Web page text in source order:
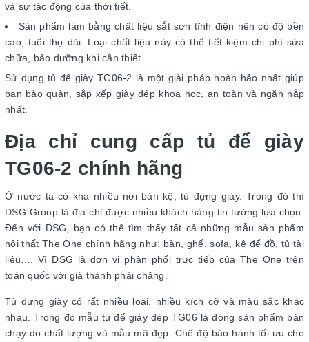
và sự tác động của thời tiết.
Sản phẩm làm bằng chất liệu sắt sơn tĩnh điện nên có độ bền
cao, tuổi thọ dài. Loại chất liệu này có thể tiết kiệm chi phí sửa
chữa, bảo dưỡng khi cần thiết.
Sử dụng tủ để giày TG06-2 là một giải pháp hoàn hảo nhất giúp
bạn bảo quản, sắp xếp giày dép khoa học, an toàn và ngăn nắp
nhất.
Địa chỉ cung cấp tủ để giày
TG06-2 chính hãng
Ở nước ta có khá nhiều nơi bán kệ, tủ đựng giày. Trong đó thì
DSG Group là địa chỉ được nhiều khách hàng tin tưởng lựa chọn.
Đến với DSG, bạn có thể tìm thấy tất cả những mẫu sản phẩm
nội thất The One chính hãng như: bàn, ghế, sofa, kệ để đồ, tủ tài
liệu…. Vì DSG là đơn vị phân phối trực tiếp của The One trên
toàn quốc với giá thành phải chăng.
Tủ đựng giày có rất nhiều loại, nhiều kích cỡ và màu sắc khác
nhau. Trong đó mẫu tủ để giày dép TG06 là dòng sản phẩm bán
chạy do chất lượng và mẫu mã đẹp. Chế độ bảo hành tối ưu cho